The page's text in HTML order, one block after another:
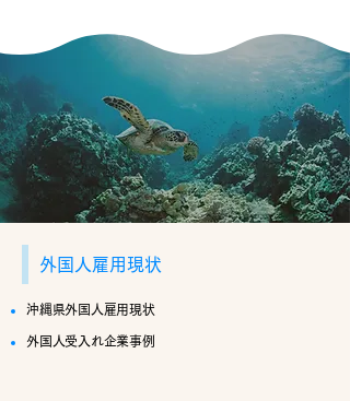
外国人雇用現状
沖縄県外国人雇用現状
外国人受入れ企業事例